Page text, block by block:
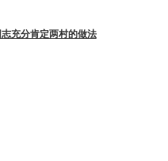
充分肯定两村的做法